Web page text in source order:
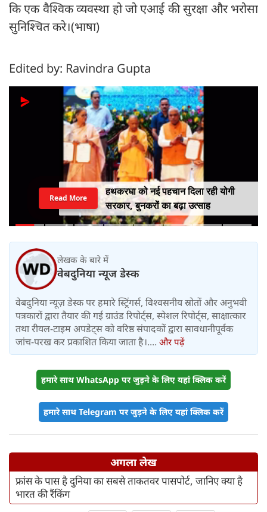
कि एक वैश्विक व्यवस्था हो जो एआई की सुरक्षा और भरोसा
सुनिश्चित करे।(भाषा)
Edited by: Ravindra Gupta
हथकरघा को नई पहचान दिला रही योगी
सरकार, बुनकरों का बढ़ा उत्साह
Read More
लेखक के बारे में
वेबदुनिया न्यूज डेस्क
वेबदुनिया न्यूज़ डेस्क पर हमारे स्ट्रिंगर्स, विश्वसनीय स्रोतों और अनुभवी
पत्रकारों द्वारा तैयार की गई ग्राउंड रिपोर्ट्स, स्पेशल रिपोर्ट्स, साक्षात्कार
तथा रीयल-टाइम अपडेट्स को वरिष्ठ संपादकों द्वारा सावधानीपूर्वक
जांच-परख कर प्रकाशित किया जाता है।.... और पढ़ें
हमारे साथ WhatsApp पर जुड़ने के लिए यहां क्लिक करें
हमारे साथ Telegram पर जुड़ने के लिए यहां क्लिक करें
अगला लेख
फ्रांस के पास है दुनिया का सबसे ताकतवर पासपोर्ट, जानिए क्या है
भारत की रैंकिंग